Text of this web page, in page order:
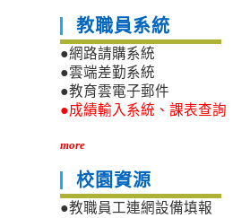
教職員系統
●網路請購系統
●雲端差勤系統
●教育雲電子郵件
●成績輸入系統、課表查詢
more
校園資源
●教職員工連網設備填報